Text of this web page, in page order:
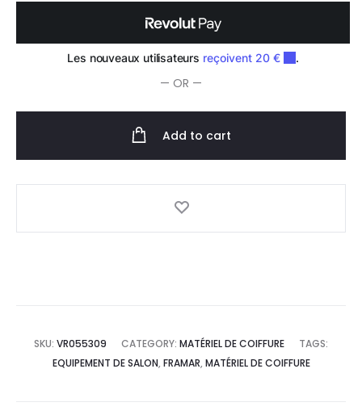
Gaufré
— OR —
Add to cart
SKU: VR055309 CATEGORY: MATÉRIEL DE COIFFURE
TAGS:
EQUIPEMENT DE SALON, FRAMAR, MATÉRIEL DE COIFFURE